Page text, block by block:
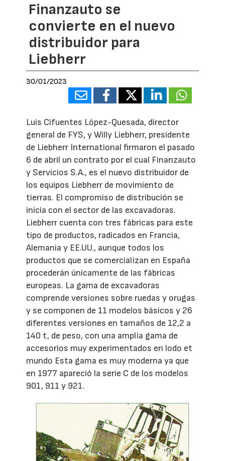
Finanzauto se
convierte en el nuevo
distribuidor para
Liebherr
30/01/2023
Luis Cifuentes López-Quesada, director
general de FYS, y Willy Liebherr, presidente
de Liebherr International firmaron el pasado
6 de abril un contrato por el cual Finanzauto
y Servicios S.A., es el nuevo distribuidor de
los equipos Liebherr de movimiento de
tierras. El compromiso de distribución se
inicia con el sector de las excavadoras.
Liebherr cuenta con tres fábricas para este
tipo de productos, radicados en Francia,
Alemania y EE.UU., aunque todos los
productos que se comercializan en España
procederán únicamente de las fábricas
europeas. La gama de excavadoras
comprende versiones sobre ruedas y orugas
y se componen de 11 modelos básicos y 26
diferentes versiones en tamaños de 12,2 a
140 t, de peso, con una amplia gama de
accesorios muy experimentados en lodo et
mundo Esta gama es muy moderna ya que
en 1977 apareció la serie C de los modelos
901, 911 y 921.